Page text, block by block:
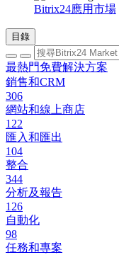
Bitrix24應用市場
目錄
最熱門免費解決方案
銷售和CRM
306
網站和線上商店
122
匯入和匯出
104
整合
344
分析及報告
126
自動化
98
任務和專案